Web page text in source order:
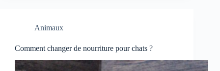
Animaux
Comment changer de nourriture pour chats ?